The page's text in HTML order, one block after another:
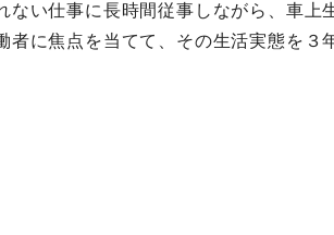
ない仕事に長時間従事 しながら、 車上
者に焦点を当てて、その生活実態を３